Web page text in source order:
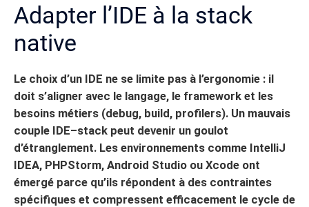
Adapter l’IDE à la stack
native
Le choix d’un IDE ne se limite pas à l’ergonomie : il
doit s’aligner avec le langage, le framework et les
besoins métiers (debug, build, profilers). Un mauvais
couple IDE–stack peut devenir un goulot
d’étranglement. Les environnements comme IntelliJ
IDEA, PHPStorm, Android Studio ou Xcode ont
émergé parce qu’ils répondent à des contraintes
spécifiques et compressent efficacement le cycle de